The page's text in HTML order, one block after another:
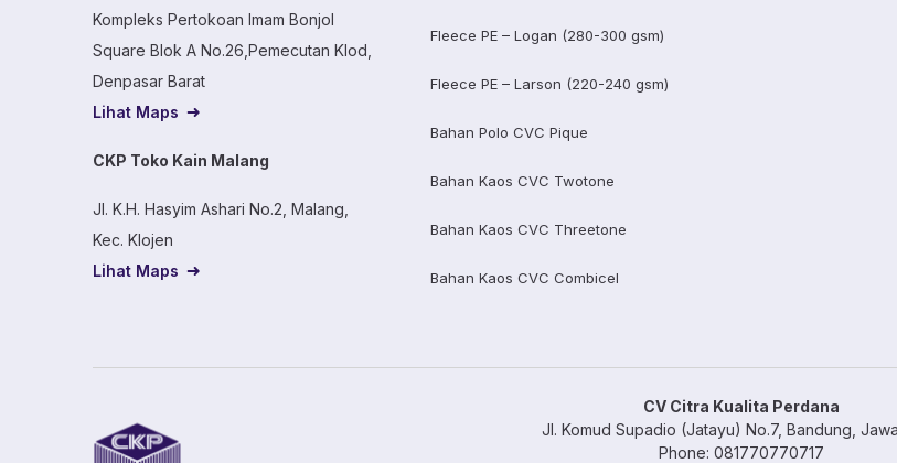
Kompleks Pertokoan Imam Bonjol
Square Blok A No.26,Pemecutan Klod,
Denpasar Barat
Lihat Maps
CKP Toko Kain Malang
Jl. K.H. Hasyim Ashari No.2, Malang,
Kec. Klojen
Lihat Maps
Fleece PE – Logan (280-300 gsm)
Fleece PE – Larson (220-240 gsm)
Bahan Polo CVC Pique
Bahan Kaos CVC Twotone
Bahan Kaos CVC Threetone
Bahan Kaos CVC Combicel
CV Citra Kualita Perdana
Jl. Komud Supadio (Jatayu) No.7, Bandung,
Phone: 081770770717